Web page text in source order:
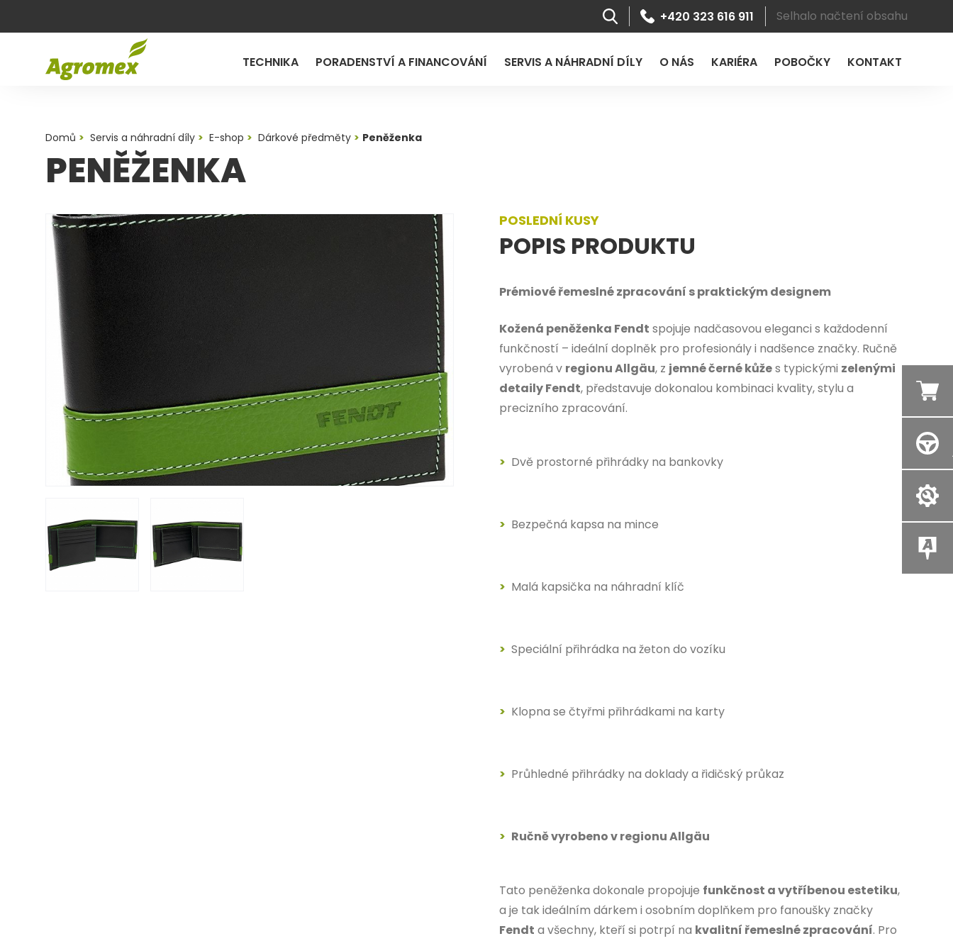
TECHNIKA PORADENSTVÍ A FINANCOVÁNÍ SERVIS A NÁHRADNÍ DÍLY O NÁS KARIÉRA POBOČKY KONTAKT
+420 323 616 911 Selhalo načtení obsahu
Domů Servis a náhradní díly E-shop Dárkové předměty Peněženka
PENĚŽENKA
POSLEDNÍ KUSY
POPIS PRODUKTU
Prémiové řemeslné zpracování s praktickým designem
Kožená peněženka Fendt spojuje nadčasovou eleganci s každodenní
funkčností – ideální doplněk pro profesionály i nadšence značky. Ručně
vyrobená v regionu Allgäu, z jemné černé kůžes typickými zelenými
detaily Fendt, představuje dokonalou kombinaci kvality, stylu a
precizního zpracování.
Dvě prostorné přihrádky na bankovky
Bezpečná kapsa na mince
Malá kapsička na náhradní klíč
Speciální přihrádka na žeton do vozíku
Klopna se čtyřmi přihrádkami na karty
Průhledné přihrádky na doklady a řidičský průkaz
Ručně vyrobeno v regionu Allgäu
Tato peněženka dokonale propojuje funkčnost a vytříbenou estetiku,
a je tak ideálním dárkem i osobním doplňkem pro fanoušky značky
Fendt a všechny, kteří si potrpí na kvalitní řemeslné zpracování. Pro